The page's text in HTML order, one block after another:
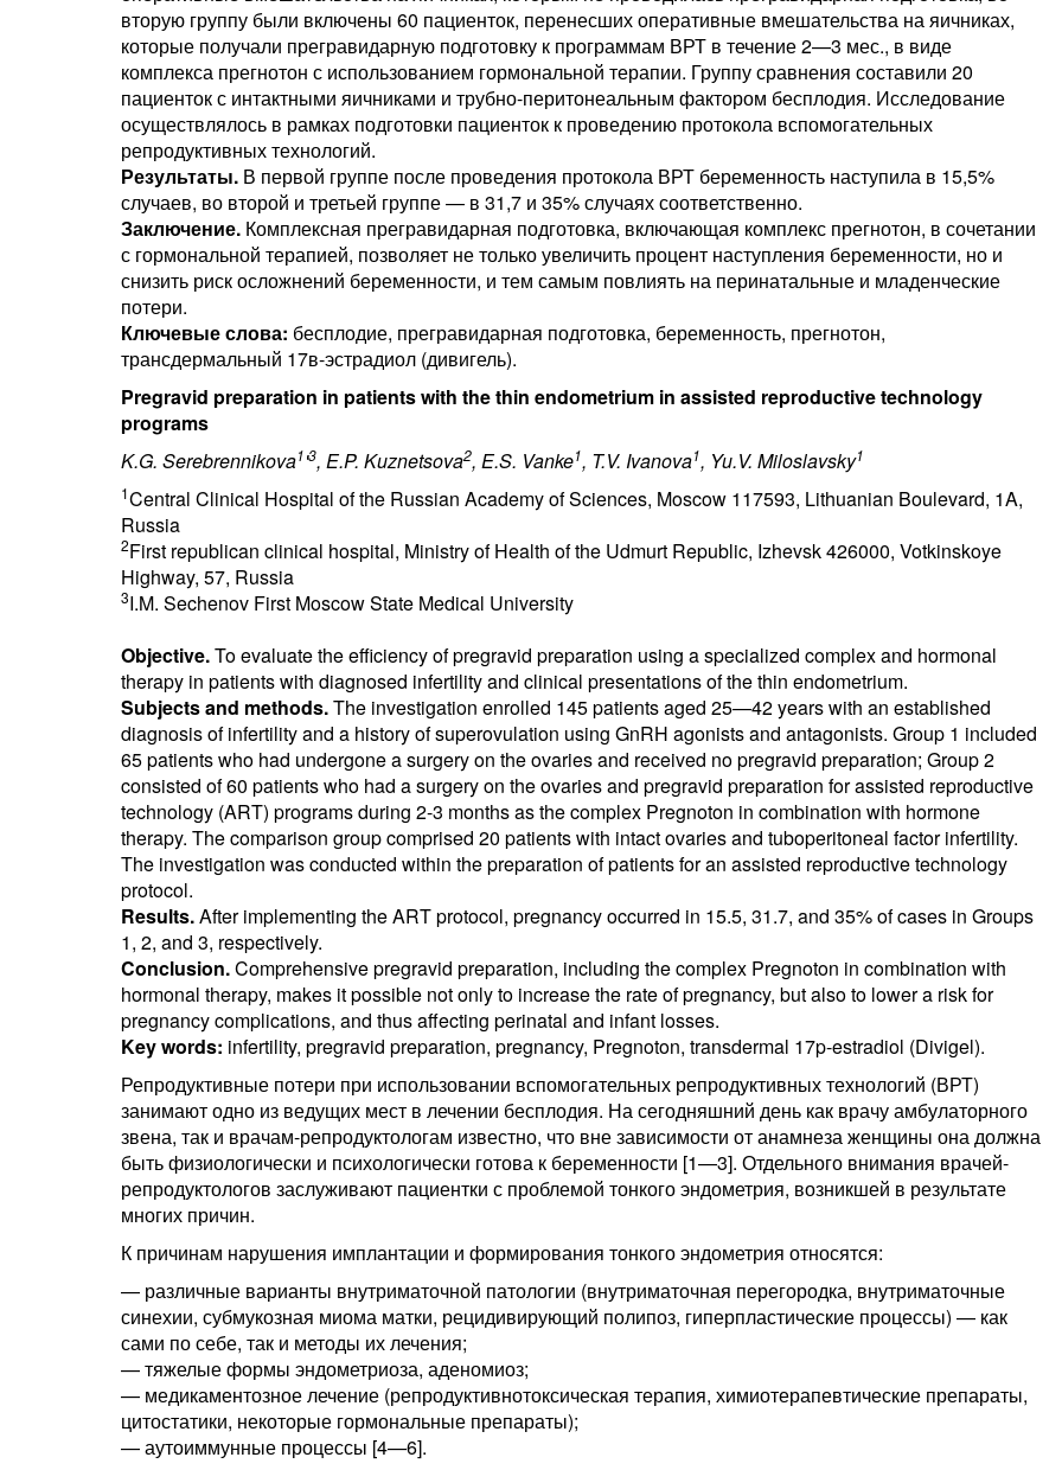
вторую группу были включены 60 пациенток, перенесших оперативные вмешательства на яичниках,
которые получали прегравидарную подготовку к программам ВРТ в течение 2—3 мес., в виде
комплекса прегнотон с использованием гормональной терапии. Группу сравнения составили 20
пациенток с интактными яичниками и трубно-перитонеальным фактором бесплодия. Исследование
осуществлялось в рамках подготовки пациенток к проведению протокола вспомогательных
репродуктивных технологий.
Результаты. В первой группе после проведения протокола ВРТ беременность наступила в 15,5%
случаев, во второй и третьей группе — в 31,7 и 35% случаях соответственно.
Заключение. Комплексная прегравидарная подготовка, включающая комплекс прегнотон, в сочетании
с гормональной терапией, позволяет не только увеличить процент наступления беременности, но и
снизить риск осложнений беременности, и тем самым повлиять на перинатальные и младенческие
потери.
Ключевые слова: бесплодие, прегравидарная подготовка, беременность, прегнотон,
трансдермальный 17в-эстрадиол (дивигель).
Pregravid preparation in patients with the thin endometrium in assisted reproductive technology
programs
K.G. Serebrennikova1'3, E.P. Kuznetsova2, E.S. Vanke1, T.V. Ivanova1, Yu.V. Miloslavsky1
1Central Clinical Hospital of the Russian Academy of Sciences, Moscow 117593, Lithuanian Boulevard, 1A,
Russia
2First republican clinical hospital, Ministry of Health of the Udmurt Republic, Izhevsk 426000, Votkinskoye
Highway, 57, Russia
3I.M. Sechenov First Moscow State Medical University
Objective.To evaluate the efficiency of pregravid preparation using a specialized complex and hormonal
therapy in patients with diagnosed infertility and clinical presentations of the thin endometrium.
Subjects and methods.The investigation enrolled 145 patients aged 25—42 years with an established
diagnosis of infertility and a history of superovulation using GnRH agonists and antagonists. Group 1 included
65 patients who had undergone a surgery on the ovaries and received no pregravid preparation; Group 2
consisted of 60 patients who had a surgery on the ovaries and pregravid preparation for assisted reproductive
technology (ART) programs during 2-3 months as the complex Pregnoton in combination with hormone
therapy. The comparison group comprised 20 patients with intact ovaries and tuboperitoneal factor infertility.
The investigation was conducted within the preparation of patients for an assisted reproductive technology
protocol.
Results.After implementing the ART protocol, pregnancy occurred in 15.5, 31.7, and 35% of cases in Groups
1, 2, and 3, respectively.
Conclusion.Comprehensive pregravid preparation, including the complex Pregnoton in combination with
hormonal therapy, makes it possible not only to increase the rate of pregnancy, but also to lower a risk for
pregnancy complications, and thus affecting perinatal and infant losses.
Key words: infertility, pregravid preparation, pregnancy, Pregnoton, transdermal 17p-estradiol (Divigel).
Репродуктивные потери при использовании вспомогательных репродуктивных технологий (ВРТ)
занимают одно из ведущих мест в лечении бесплодия. На сегодняшний день как врачу амбулаторного
звена, так и врачам-репродуктологам известно, что вне зависимости от анамнеза женщины она должна
быть физиологически и психологически готова к беременности [1—3]. Отдельного внимания врачей-
репродуктологов заслуживают пациентки с проблемой тонкого эндометрия, возникшей в результате
многих причин.
К причинам нарушения имплантации и формирования тонкого эндометрия относятся:
— различные варианты внутриматочной патологии (внутриматочная перегородка, внутриматочные
синехии, субмукозная миома матки, рецидивирующий полипоз, гиперпластические процессы) — как
сами по себе, так и методы их лечения;
— тяжелые формы эндометриоза, аденомиоз;
— медикаментозное лечение (репродуктивнотоксическая терапия, химиотерапевтические препараты,
цитостатики, некоторые гормональные препараты);
— аутоиммунные процессы [4—6].